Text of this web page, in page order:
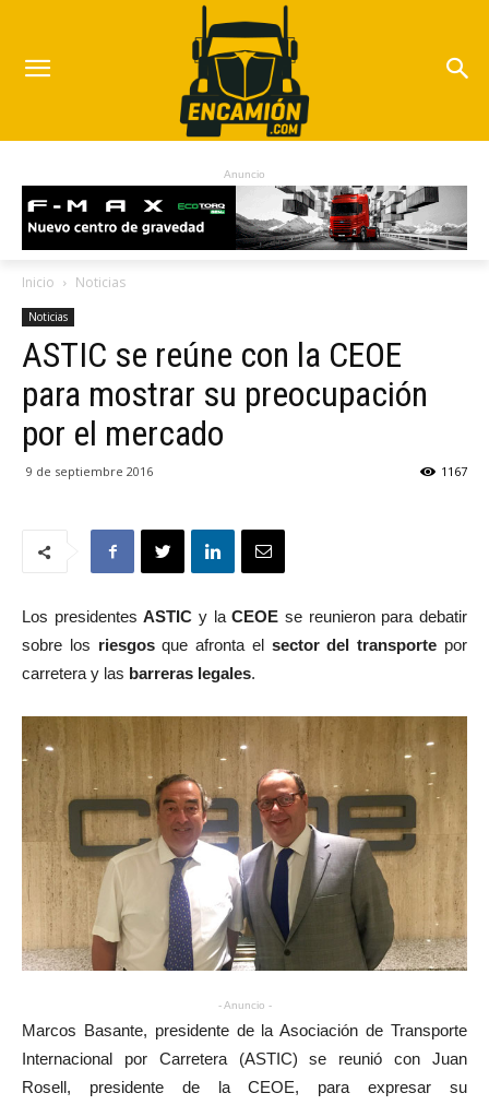
Anuncio
Inicio Noticias
Noticias
ASTIC se reúne con la CEOE
para mostrar su preocupación
por el mercado
9 de septiembre 2016 1167
Los presidentesASTICy laCEOE se reunieron para debatir
sobre los riesgosque afronta elsector del transporte por
carretera y las barreras legales.
- Anuncio -
Marcos Basante, presidente de la Asociación de Transporte
Internacional por Carretera (ASTIC) se reunió con Juan
Rosell, presidente de la CEOE, para expresar su